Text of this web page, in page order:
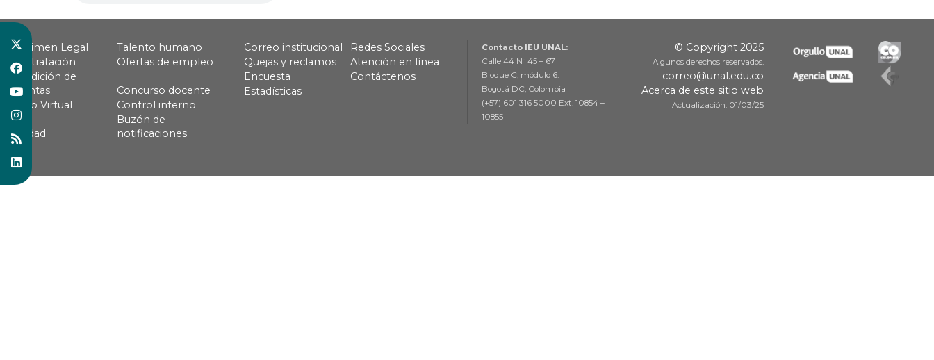
Régimen Legal
Talento humano
Contratación
Ofertas de empleo
Rendición de
cuentas
Concurso docente
Pago Virtual
Control interno
Calidad
Buzón de
notificaciones
Correo institucional
Redes Sociales
Quejas y reclamos
Atención en línea
Encuesta
Contáctenos
Estadísticas
Contacto IEU UNAL:
Calle 44 Nº 45 – 67
Bloque C, módulo 6.
Bogotá DC, Colombia
(+57) 601 316 5000 Ext. 10854 –
10855
© Copyright 2025
Algunos derechos reservados.
correo@unal.edu.co
Acerca de este sitio web
Actualización: 01/03/25